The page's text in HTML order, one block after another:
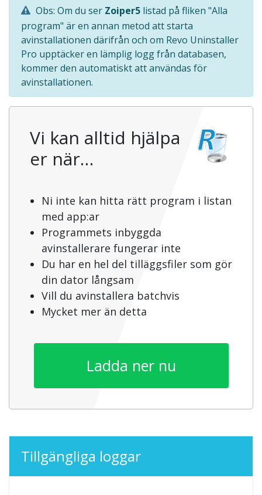
Obs: Om du ser Zoiper5 listad på fliken "Alla
program" är en annan metod att starta
avinstallationen därifrån och om Revo Uninstaller
Pro upptäcker en lämplig logg från databasen,
kommer den automatiskt att användas för
avinstallationen.
Vi kan alltid hjälpa
er när…
Ni inte kan hitta rätt program i listan
med app:ar
Programmets inbyggda
avinstallerare fungerar inte
Du har en hel del tilläggsfiler som gör
din dator långsam
Vill du avinstallera batchvis
Mycket mer än detta
Ladda ner nu
Tillgängliga loggar